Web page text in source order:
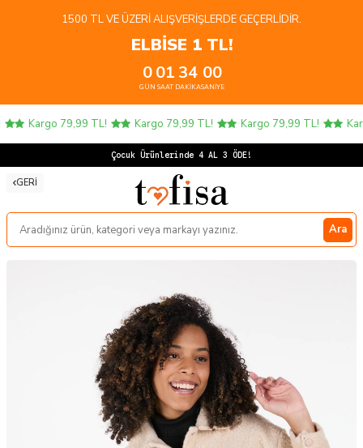
1500 TL VE ÜZERI ALIŞVERIŞLERDE GEÇERLIDIR.
ELBİSE 1 TL!
0
GÜN
01
SAAT
34
DAKIKA
00
SANIYE
Kargo 79,99 TL! Kargo 79,99 TL! Kargo 79,99 TL!
Ç
GERI
Ara